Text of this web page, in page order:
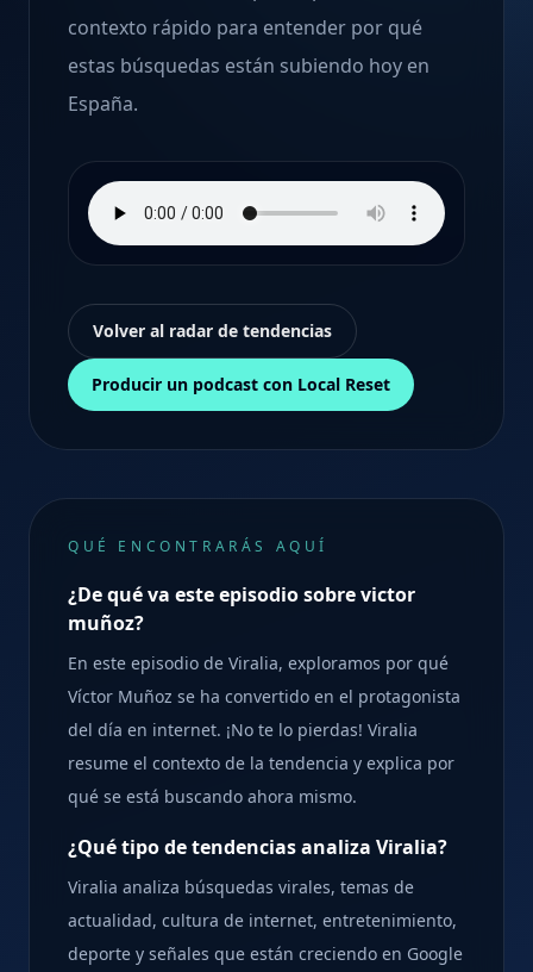
contexto rápido para entender por qué
estas búsquedas están subiendo hoy en
España.
Volver al radar de tendencias
Producir un podcast con Local Reset
QUÉ ENCONTRARÁS AQUÍ
¿De qué va este episodio sobre victor
muñoz?
En este episodio de Viralia, exploramos por qué
Víctor Muñoz se ha convertido en el protagonista
del día en internet. ¡No te lo pierdas! Viralia
resume el contexto de la tendencia y explica por
qué se está buscando ahora mismo.
¿Qué tipo de tendencias analiza Viralia?
Viralia analiza búsquedas virales, temas de
actualidad, cultura de internet, entretenimiento,
deporte y señales que están creciendo en Google